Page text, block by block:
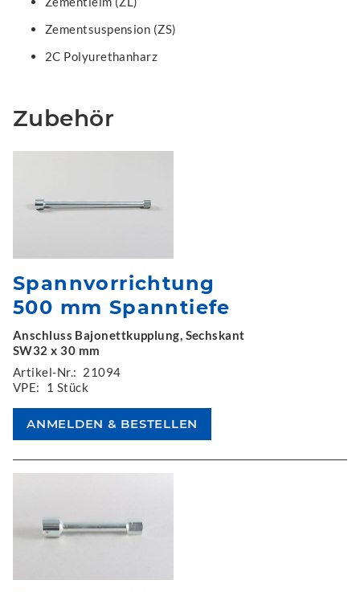
Zementsuspension (ZS)
2C Polyurethanharz
Zubehör
Spannvorrichtung
500 mm Spanntiefe
Anschluss Bajonettkupplung, Sechskant
SW32 x 30 mm
Artikel-Nr.: 21094
VPE:
1 Stück